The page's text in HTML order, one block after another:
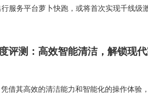
服务平台萝卜快跑，或将首次实现千线级
车型提供“千线级EM4+全固…
评测：高效智能清洁，解锁现
借其高效的清洁能力和智能化的操作体验
户在使用后反映，其扫拖一体功能有效提